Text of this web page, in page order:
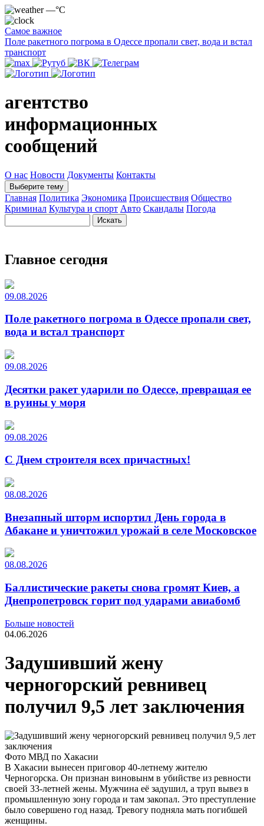
—°C
Самое важное
Поле ракетного погрома в Одессе пропали свет, вода и встал
транспорт
агентство
информационных
сообщений
О нас Новости Документы Контакты
Выберите тему
Главная Политика Экономика Происшествия Общество
Криминал Культура и спорт Авто Скандалы Погода
Главное сегодня
09.08.2026
Поле ракетного погрома в Одессе пропали свет,
вода и встал транспорт
09.08.2026
Десятки ракет ударили по Одессе, превращая ее
в руины у моря
09.08.2026
С Днем строителя всех причастных!
08.08.2026
Внезапный шторм испортил День города в
Абакане и уничтожил урожай в селе Московское
08.08.2026
Баллистические ракеты снова громят Киев, а
Днепропетровск горит под ударами авиабомб
Больше новостей
04.06.2026
Задушивший жену
черногорский ревнивец
получил 9,5 лет заключения
Фото МВД по Хакасии
В Хакасии вынесен приговор 40-летнему жителю
Черногорска. Он признан виновынм в убийстве из ревности
своей 33-летней жены. Мужчина её задушил, а труп вывез в
промышленную зону города и там закопал. Это преступление
было совершено год назад. Тревогу подняла мать погибшей
женщины.